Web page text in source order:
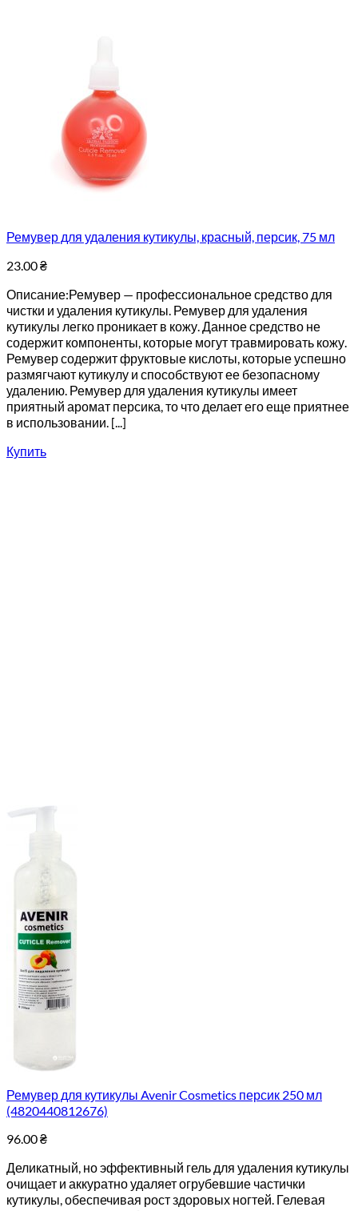
Ремувер для удаления кутикулы, красный, персик, 75 мл
23.00₴
Описание:Ремувер — профессиональное средство для
чистки и удаления кутикулы. Ремувер для удаления
кутикулы легко проникает в кожу. Данное средство не
содержит компоненты, которые могут травмировать кожу.
Ремувер содержит фруктовые кислоты, которые успешно
размягчают кутикулу и способствуют ее безопасному
удалению. Ремувер для удаления кутикулы имеет
приятный аромат персика, то что делает его еще приятнее
в использовании. [...]
Купить
Ремувер для кутикулы Avenir Cosmetics персик 250 мл
(4820440812676)
96.00₴
Деликатный, но эффективный гель для удаления кутикулы
очищает и аккуратно удаляет огрубевшие частички
кутикулы, обеспечивая рост здоровых ногтей. Гелевая